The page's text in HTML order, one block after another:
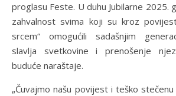
proglasu Feste. U duhu Jubilarne 2025.
zahvalnost svima koji su kroz
srcem“ omogućili sadašnjim
slavlja svetkovine i prenošenje
buduće naraštaje.
„Čuvajmo našu povijest i teško